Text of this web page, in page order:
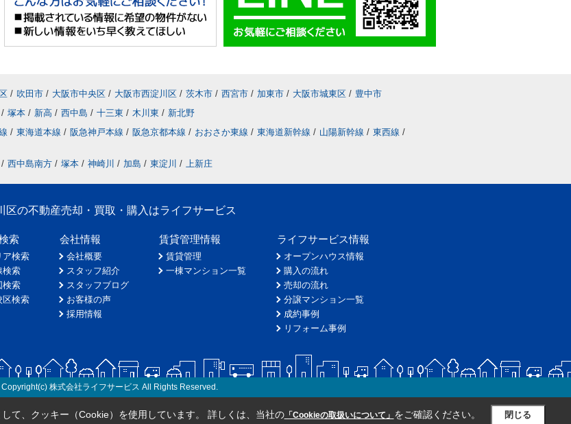
/ 吹田市 / 大阪市中央区 / 大阪市西淀川区 / 茨木市 / 西宮市 / 加東市 / 大阪市城東区 / 豊中市
/ 塚本 / 新高 / 西中島 / 十三東 / 木川東 / 新北野
/ 東海道本線 / 阪急神戸本線 / 阪急京都本線 / おおさか東線 / 東海道新幹線 / 山陽新幹線 / 東西線 /
/ 西中島南方 / 塚本 / 神崎川 / 加島 / 東淀川 / 上新庄
区の不動産売却・買取・購入はライフサービス
索
ア検索
検索
検索
区検索
会社情報
会社概要
スタッフ紹介
スタッフブログ
お客様の声
採用情報
賃貸管理情報
賃貸管理
一棟マンション一覧
ライフサービス情報
オープンハウス情報
購入の流れ
売却の流れ
分譲マンション一覧
成約事例
リフォーム事例
Copyright(c) 株式会社ライフサービス All Rights Reserved.
て、クッキー（Cookie）を使用しています。 詳しくは、当社の「Cookieの取扱いについて」 をご確認ください。 閉じる